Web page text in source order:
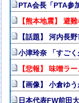
PTA会長「PTA参
【熊本地震】 避
【話題】 河内長
小津玲奈 「すごく
【悲報】 味噌ラ
【画像】 小倉ゆ
日本代表FW前田